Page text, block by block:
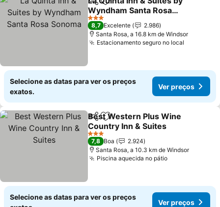
PartilharAdicionar aos favoritos
Wyndham Santa Rosa
Sonoma
Ver preços
3 Estrelas
8,7 Excelente
2.986
Santa Rosa, a 16.8 km de Windsor
Estacionamento seguro no local
Selecione as datas para ver os preços
exatos.
Ver preços
PartilharAdicionar aos favoritos
Best Western Plus Wine
Country Inn & Suites
Ver preços
3 Estrelas
7,8 Boa
2.924
Santa Rosa, a 10.3 km de Windsor
Piscina aquecida no pátioVer preços
Selecione as datas para ver os preços
Ver preços